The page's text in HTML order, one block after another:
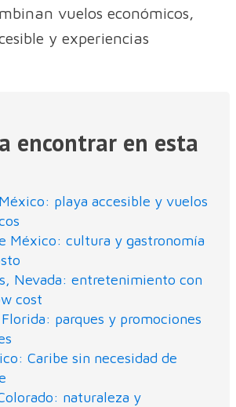
vuelos económicos,
y experiencias
encontrar en esta
playa accesible y vuelos
México: cultura y gastronomía
Nevada: entretenimiento con
cost
parques y promociones
Caribe sin necesidad de
naturaleza y